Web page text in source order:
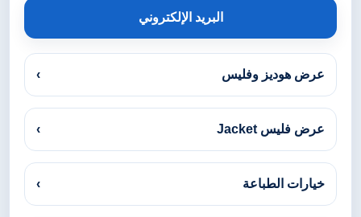
البريد الإلكتروني
عرض هوديز وفليس ›
عرض فليس Jacket ›
خيارات الطباعة ›